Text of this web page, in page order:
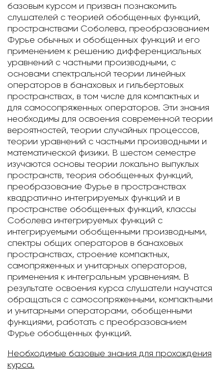
базовым курсом и призван познакомить
слушателей с теорией обобщенных функций,
пространствами Соболева, преобразованием
Фурье обычных и обобщенных функций и его
применением к решению дифференциальных
уравнений с частными производными, с
основами спектральной теории линейных
операторов в банаховых и гильбертовых
пространствах, в том числе для компактных и
для самосопряженных операторов. Эти знания
необходимы для освоения современной теории
вероятностей, теории случайных процессов,
теории уравнений с частными производными и
математической физики. В шестом семестре
изучаются основы теории локально выпуклых
пространств, теория обобщенных функций,
преобразование Фурье в пространствах
квадратично интегрируемых функций и в
пространстве обобщенных функций, классы
Соболева интегрируемых функций с
интегрируемыми обобщенными производными,
спектры общих операторов в банаховых
пространствах, строение компактных,
самопряженных и унитарных операторов,
применения к интегральным уравнениям. В
результате освоения курса слушатели научатся
обращаться с самосопряженными, компактными
и унитарными операторами, обобщенными
функциями, работать с преобразованием
Фурье обобщенных функций.
Необходимые базовые знания для прохождения
курса.